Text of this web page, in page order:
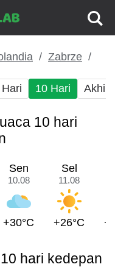
Zabrze
Hari 10 Hari Akhir
10 hari
Sen
10.08
+30°C
Sel
11.08
+26°C
hari kedepan